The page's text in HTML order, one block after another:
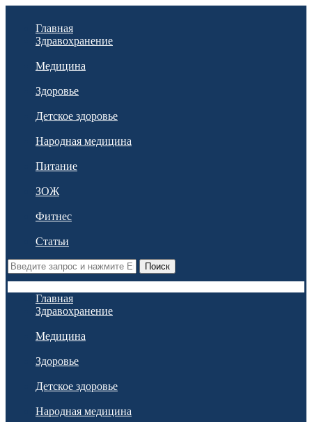
Главная
Здравохранение
Медицина
Здоровье
Детское здоровье
Народная медицина
Питание
ЗОЖ
Фитнес
Статьи
Поиск
Главная
Здравохранение
Медицина
Здоровье
Детское здоровье
Народная медицина